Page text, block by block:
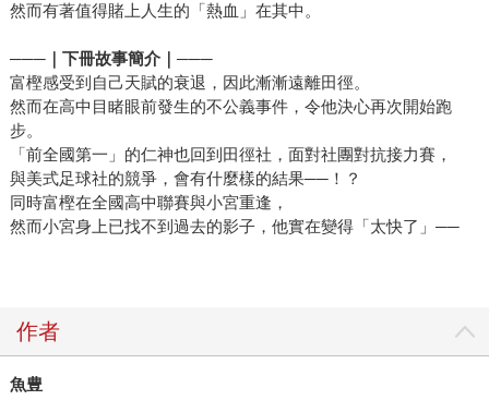
然而有著值得賭上人生的「熱血」在其中。
───｜下冊故事簡介｜───
富樫感受到自己天賦的衰退，因此漸漸遠離田徑。
然而在高中目睹眼前發生的不公義事件，令他決心再次開始跑
步。
「前全國第一」的仁神也回到田徑社，面對社團對抗接力賽，
與美式足球社的競爭，會有什麼樣的結果──！？
同時富樫在全國高中聯賽與小宮重逢，
然而小宮身上已找不到過去的影子，他實在變得「太快了」──
作者
魚豊